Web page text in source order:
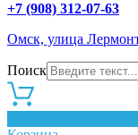
+7 (908) 312-07-63
Омск, улица
Поиск